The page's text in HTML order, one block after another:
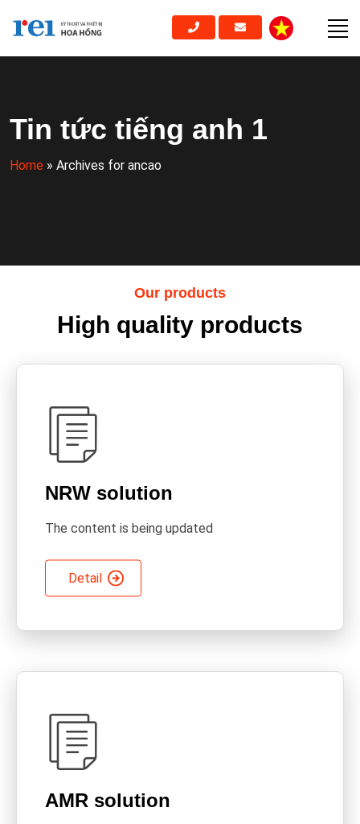
Tin tức tiếng anh 1
Home » Archives for ancao
Our products
High quality products
NRW solution
The content is being updated
Detail
AMR solution